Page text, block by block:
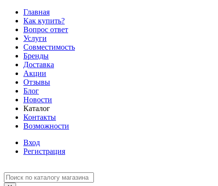
Главная
Как купить?
Вопрос ответ
Услуги
Совместимость
Бренды
Доставка
Акции
Отзывы
Блог
Новости
Каталог
Контакты
Возможности
Вход
Регистрация